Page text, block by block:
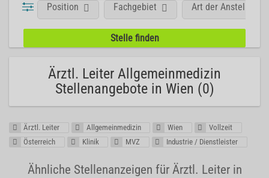
Position Fachgebiet Art der Anstellung
Ärztl. Leiter Allgemeinmedizin
Stellenangebote in Wien (0)
Ärztl. Leiter Allgemeinmedizin Wien
Vollzeit
Österreich
Klinik MVZ Industrie / Dienstleister
Ähnliche Stellenanzeigen für Ärztl. Leiter in